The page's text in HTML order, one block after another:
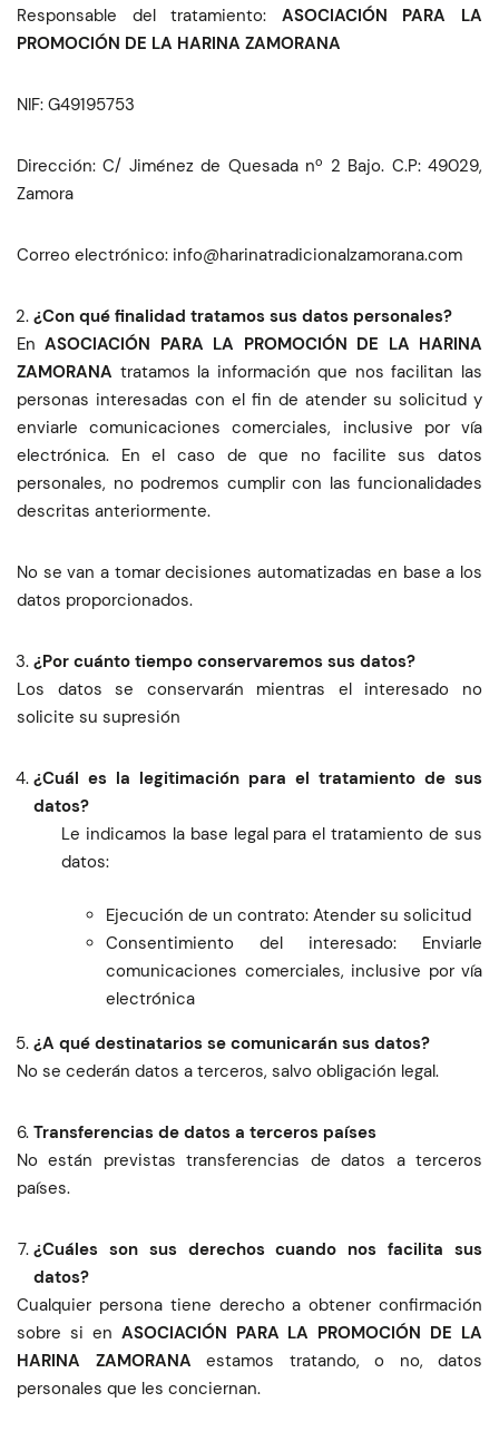
Responsable del tratamiento: ASOCIACIÓN PARA LA
PROMOCIÓN DE LA HARINA ZAMORANA
NIF: G49195753
Dirección: C/ Jiménez de Quesada nº 2 Bajo. C.P: 49029,
Zamora
Correo electrónico: moc.anaromazlanoicidartanirah@ofni
¿Con qué finalidad tratamos sus datos personales?
EnASOCIACIÓN PARA LA PROMOCIÓN DE LA HARINA
ZAMORANA tratamos la información que nos facilitan las
personas interesadas con el fin de atender su solicitud y
enviarle comunicaciones comerciales, inclusive por vía
electrónica. En el caso de que no facilite sus datos
personales, no podremos cumplir con las funcionalidades
descritas anteriormente.
No se van a tomar decisiones automatizadas en base a los
datos proporcionados.
¿Por cuánto tiempo conservaremos sus datos?
Los datos se conservarán mientras el interesado no
solicite su supresión
¿Cuál es la legitimación para el tratamiento de sus
datos?
Le indicamos la base legal para el tratamiento de sus
datos:
Ejecución de un contrato: Atender su solicitud
Consentimiento del interesado: Enviarle
comunicaciones comerciales, inclusive por vía
electrónica
¿A qué destinatarios se comunicarán sus datos?
No se cederán datos a terceros, salvo obligación legal.
Transferencias de datos a terceros países
No están previstas transferencias de datos a terceros
países.
¿Cuáles son sus derechos cuando nos facilita sus
datos?
Cualquier persona tiene derecho a obtener confirmación
sobre si en ASOCIACIÓN PARA LA PROMOCIÓN DE LA
HARINA ZAMORANA estamos tratando, o no, datos
personales que les conciernan.